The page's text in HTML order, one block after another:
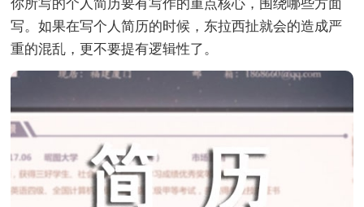
你所写的个人简历要有写作的重点核心，围绕哪些方面
写。如果在写个人简历的时候，东拉西扯就会的造成严
重的混乱，更不要提有逻辑性了。